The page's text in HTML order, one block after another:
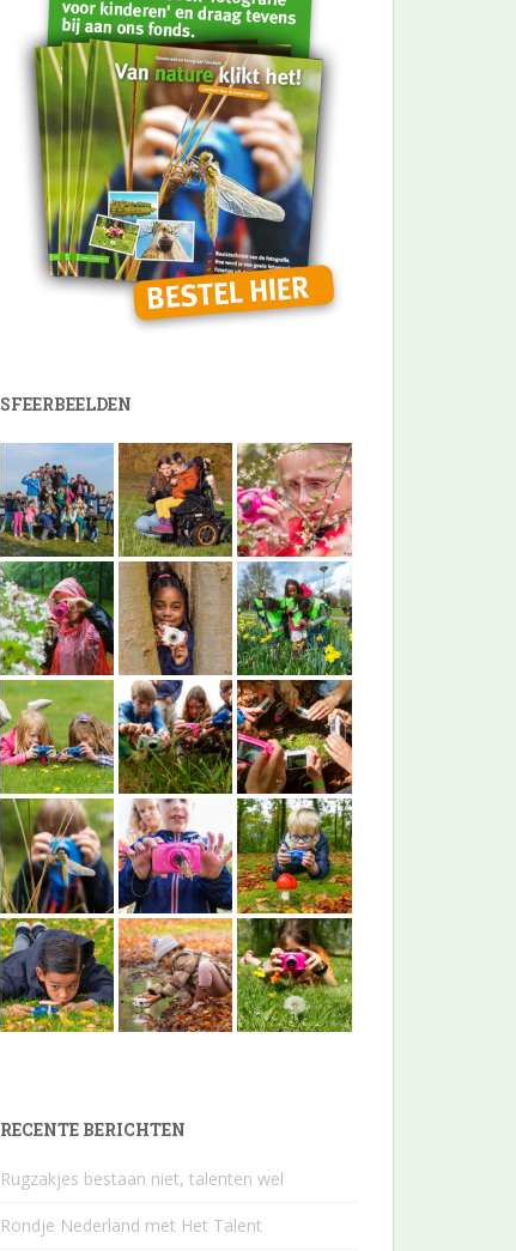
SFEERBEELDEN
RECENTE BERICHTEN
Rugzakjes bestaan niet, talenten wel
Rondje Nederland met Het Talent